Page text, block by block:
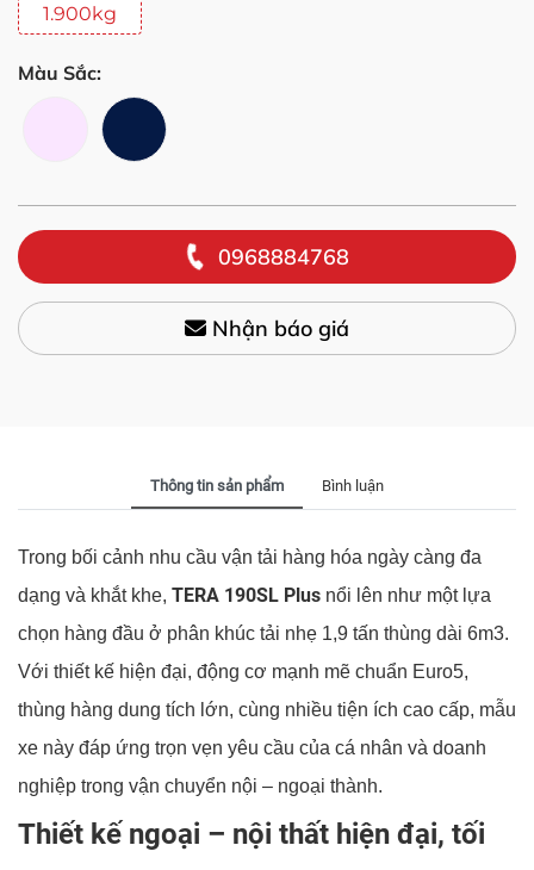
1.900kg
Màu Sắc:
0968884768
Nhận báo giá
Thông tin sản phẩm Bình luận
Trong bối cảnh nhu cầu vận tải hàng hóa ngày càng đa
dạng và khắt khe, TERA 190SL Plus nổi lên như một lựa
chọn hàng đầu ở phân khúc tải nhẹ 1,9 tấn thùng dài 6m3.
Với thiết kế hiện đại, động cơ mạnh mẽ chuẩn Euro5,
thùng hàng dung tích lớn, cùng nhiều tiện ích cao cấp, mẫu
xe này đáp ứng trọn vẹn yêu cầu của cá nhân và doanh
nghiệp trong vận chuyển nội – ngoại thành.
Thiết kế ngoại – nội thất hiện đại, tối